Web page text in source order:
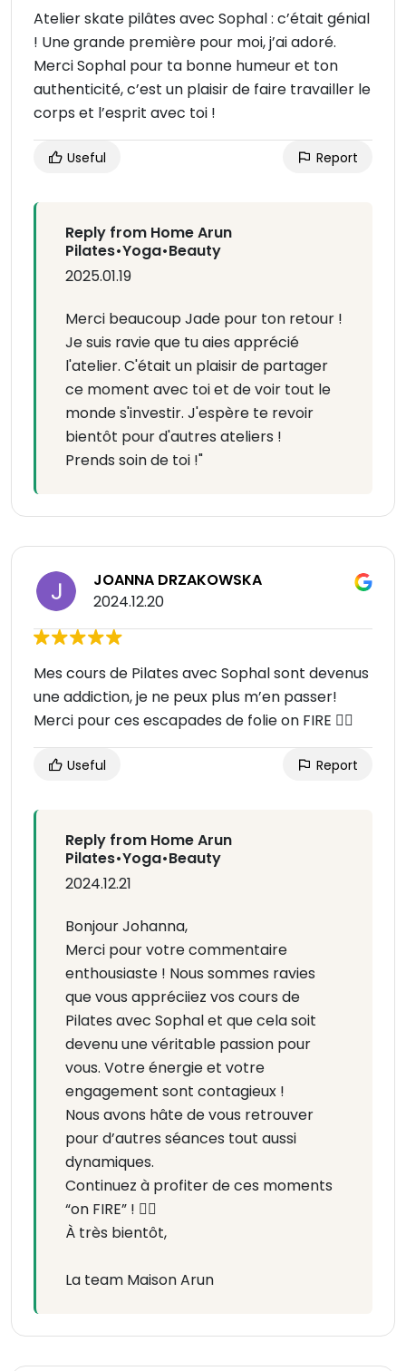
Atelier skate pilâtes avec Sophal : c’était génial
! Une grande première pour moi, j’ai adoré.
Merci Sophal pour ta bonne humeur et ton
authenticité, c’est un plaisir de faire travailler le
corps et l’esprit avec toi !
Useful Report
Reply from Home Arun
Pilates•Yoga•Beauty
2025.01.19
Merci beaucoup Jade pour ton retour !
Je suis ravie que tu aies apprécié
l'atelier. C'était un plaisir de partager
ce moment avec toi et de voir tout le
monde s'investir. J'espère te revoir
bientôt pour d'autres ateliers !
Prends soin de toi !"
JOANNA DRZAKOWSKA
2024.12.20
Mes cours de Pilates avec Sophal sont devenus
une addiction, je ne peux plus m’en passer!
Merci pour ces escapades de folie on FIRE ❤️‍🔥
Useful Report
Reply from Home Arun
Pilates•Yoga•Beauty
2024.12.21
Bonjour Johanna,
Merci pour votre commentaire
enthousiaste ! Nous sommes ravies
que vous appréciiez vos cours de
Pilates avec Sophal et que cela soit
devenu une véritable passion pour
vous. Votre énergie et votre
engagement sont contagieux !
Nous avons hâte de vous retrouver
pour d’autres séances tout aussi
dynamiques.
Continuez à profiter de ces moments
“on FIRE” ! ❤️‍🔥
À très bientôt,
La team Maison Arun